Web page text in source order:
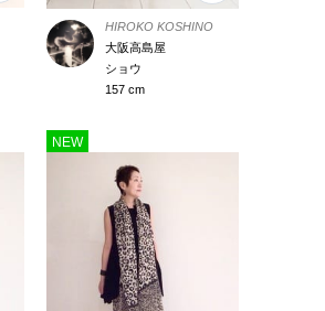
HIROKO KOSHINO
大阪高島屋
ショウ
157 cm
NEW